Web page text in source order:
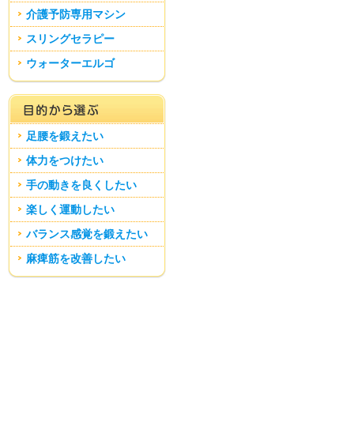
介護予防専用マシン
スリングセラピー
ウォーターエルゴ
足腰を鍛えたい
体力をつけたい
手の動きを良くしたい
楽しく運動したい
バランス感覚を鍛えたい
麻痺筋を改善したい